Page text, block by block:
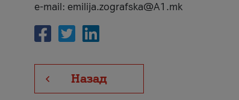
e-mail: emilija.zografska@A1.mk
Назад